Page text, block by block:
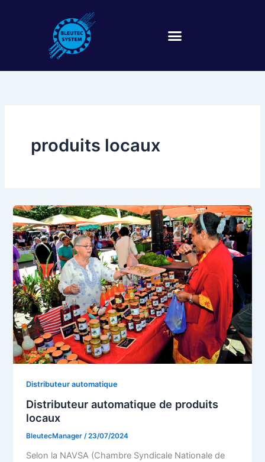
produits locaux
Distributeur automatique
Distributeur automatique de produits
locaux
BleutecManager/23/07/2024
Selon la NAVSA (Chambre Syndicale Nationale de